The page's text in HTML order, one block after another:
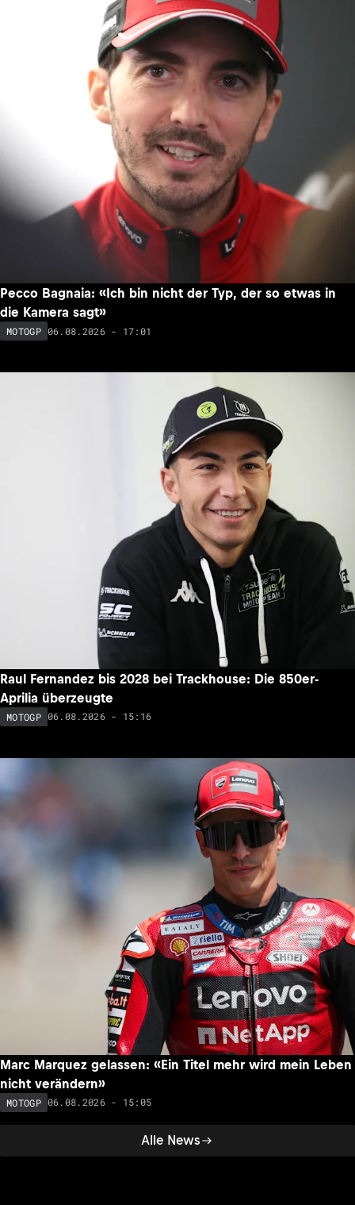
Alle News
Pecco Bagnaia: «Ich bin nicht der Typ, der so etwas in
die Kamera sagt»
MOTOGP 06.08.2026 - 17:01
Raul Fernandez bis 2028 bei Trackhouse: Die 850er-
Aprilia überzeugte
MOTOGP 06.08.2026 - 15:16
Marc Marquez gelassen: «Ein Titel mehr wird mein Leben
nicht verändern»
MOTOGP 06.08.2026 - 15:05